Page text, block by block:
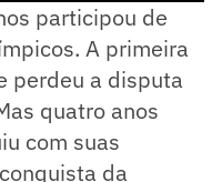
participou de
A primeira
perdeu a disputa
quatro anos
com suas
da